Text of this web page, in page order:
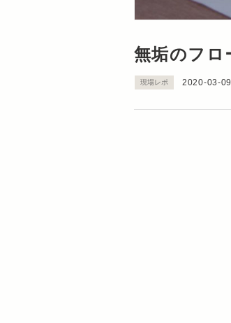
無垢のフロ
現場レポ 2020-03-09